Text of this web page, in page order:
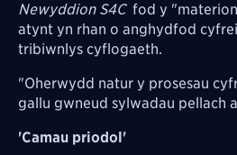
Newyddion S4Cfod y
atynt yn rhan o anghydfod
tribiwnlys cyflogaeth.
"Oherwydd natur y prosesau
gallu gwneud sylwadau pellach
'Camau priodol'